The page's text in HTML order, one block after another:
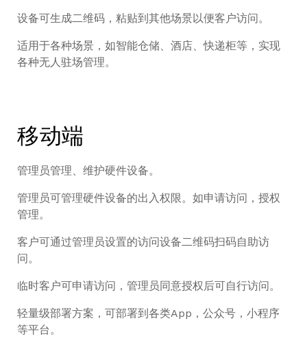
设备可生成二维码，粘贴到其他场景以便客户访问。
适用于各种场景，如智能仓储、酒店、快递柜等，实现
各种无人驻场管理。
移动端
管理员管理、维护硬件设备。
管理员可管理硬件设备的出入权限。如申请访问，授权
管理。
客户可通过管理员设置的访问设备二维码扫码自助访
问。
临时客户可申请访问，管理员同意授权后可自行访问。
轻量级部署方案，可部署到各类App，公众号，小程序
等平台。